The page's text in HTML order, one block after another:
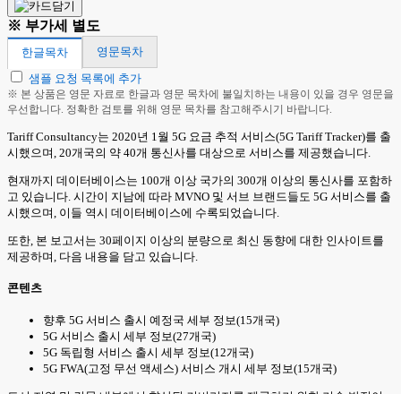
※ 부가세 별도
한글목차
영문목차
샘플 요청 목록에 추가
※ 본 상품은 영문 자료로 한글과 영문 목차에 불일치하는 내용이 있을 경우 영문을
우선합니다. 정확한 검토를 위해 영문 목차를 참고해주시기 바랍니다.
Tariff Consultancy는 2020년 1월 5G 요금 추적 서비스(5G Tariff Tracker)를 출
시했으며, 20개국의 약 40개 통신사를 대상으로 서비스를 제공했습니다.
현재까지 데이터베이스는 100개 이상 국가의 300개 이상의 통신사를 포함하
고 있습니다. 시간이 지남에 따라 MVNO 및 서브 브랜드들도 5G 서비스를 출
시했으며, 이들 역시 데이터베이스에 수록되었습니다.
또한, 본 보고서는 30페이지 이상의 분량으로 최신 동향에 대한 인사이트를
제공하며, 다음 내용을 담고 있습니다.
콘텐츠
향후 5G 서비스 출시 예정국 세부 정보(15개국)
5G 서비스 출시 세부 정보(27개국)
5G 독립형 서비스 출시 세부 정보(12개국)
5G FWA(고정 무선 액세스) 서비스 개시 세부 정보(15개국)